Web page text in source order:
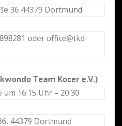
36 44379 Dortmund
oder office@tkd-
Team Kocer e.V.)
16:15 Uhr – 20:30
44379 Dortmund